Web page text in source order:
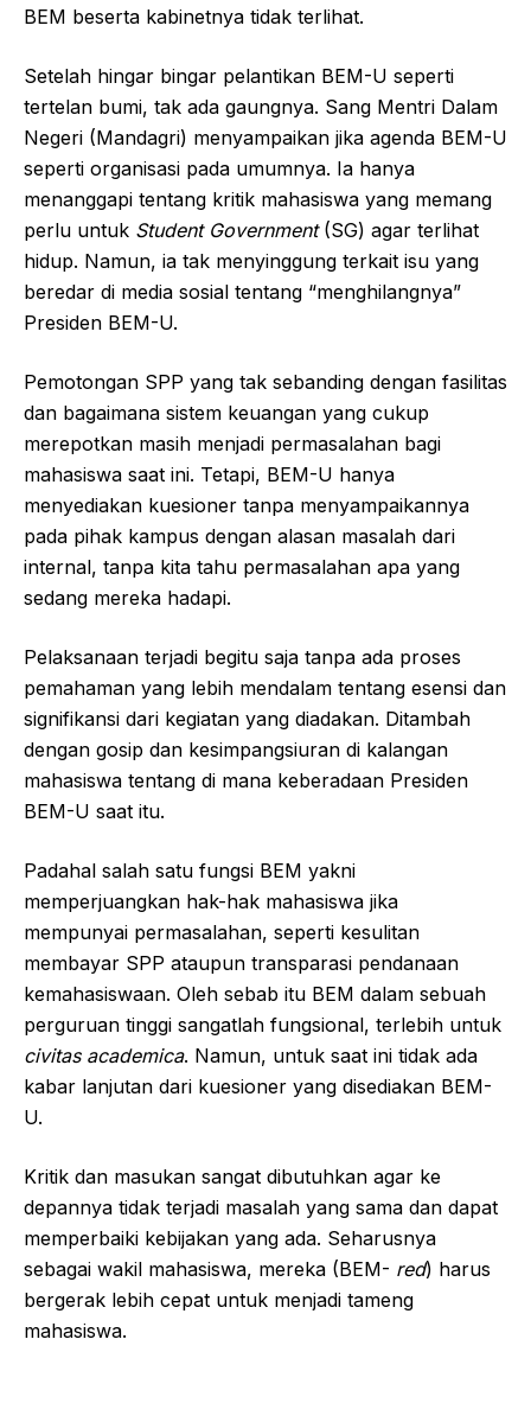
BEM beserta kabinetnya tidak terlihat.
Setelah hingar bingar pelantikan BEM-U seperti
tertelan bumi, tak ada gaungnya. Sang Mentri Dalam
Negeri (Mandagri) menyampaikan jika agenda BEM-U
seperti organisasi pada umumnya. Ia hanya
menanggapi tentang kritik mahasiswa yang memang
perlu untuk Student Government(SG) agar terlihat
hidup. Namun, ia tak menyinggung terkait isu yang
beredar di media sosial tentang “menghilangnya”
Presiden BEM-U.
Pemotongan SPP yang tak sebanding dengan fasilitas
dan bagaimana sistem keuangan yang cukup
merepotkan masih menjadi permasalahan bagi
mahasiswa saat ini. Tetapi, BEM-U hanya
menyediakan kuesioner tanpa menyampaikannya
pada pihak kampus dengan alasan masalah dari
internal, tanpa kita tahu permasalahan apa yang
sedang mereka hadapi.
Pelaksanaan terjadi begitu saja tanpa ada proses
pemahaman yang lebih mendalam tentang esensi dan
signifikansi dari kegiatan yang diadakan. Ditambah
dengan gosip dan kesimpangsiuran di kalangan
mahasiswa tentang di mana keberadaan Presiden
BEM-U saat itu.
Padahal salah satu fungsi BEM yakni
memperjuangkan hak-hak mahasiswa jika
mempunyai permasalahan, seperti kesulitan
membayar SPP ataupun transparasi pendanaan
kemahasiswaan. Oleh sebab itu BEM dalam sebuah
perguruan tinggi sangatlah fungsional, terlebih untuk
civitas academica. Namun, untuk saat ini tidak ada
kabar lanjutan dari kuesioner yang disediakan BEM-
U.
Kritik dan masukan sangat dibutuhkan agar ke
depannya tidak terjadi masalah yang sama dan dapat
memperbaiki kebijakan yang ada. Seharusnya
sebagai wakil mahasiswa, mereka (BEM- red) harus
bergerak lebih cepat untuk menjadi tameng
mahasiswa.